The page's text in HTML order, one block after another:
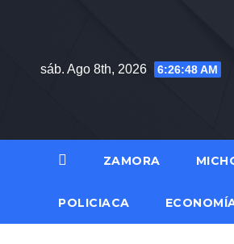
sáb. Ago 8th, 2026 6:26:49 AM
ZAMORA
POLICIACA